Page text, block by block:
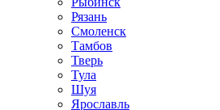
Рязань
Смоленск
Тамбов
Тверь
Тула
Шуя
Ярославль